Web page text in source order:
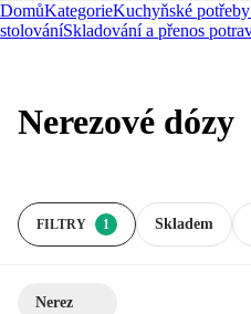
DomůKategorieKuchyňské potřeby
stolováníSkladování a přenos
Nerezové dózy
FILTRY 1 Skladem
Nerez